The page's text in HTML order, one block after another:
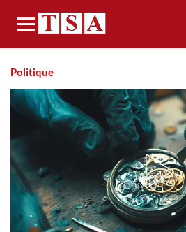
Menu
Politique